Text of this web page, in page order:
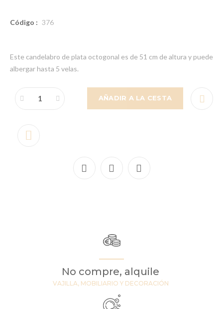
Código : 376
Este candelabro de plata octogonal es de 51 cm de altura y puede
albergar hasta 5 velas.
AÑADIR A LA CESTA
No compre, alquile
VAJILLA, MOBILIARIO Y DECORACIÓN